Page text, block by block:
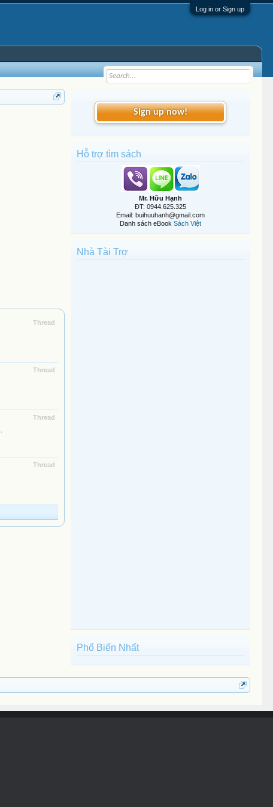
Log in or Sign up
Thread
Thread
Thread
Thread
Sign up now!
Hỗ trợ tìm sách
Mr. Hữu Hạnh
ĐT: 0944.625.325
Email: buihuuhanh@gmail.com
Danh sách eBook Sách Việt
Nhà Tài Trợ
Phổ Biến Nhất